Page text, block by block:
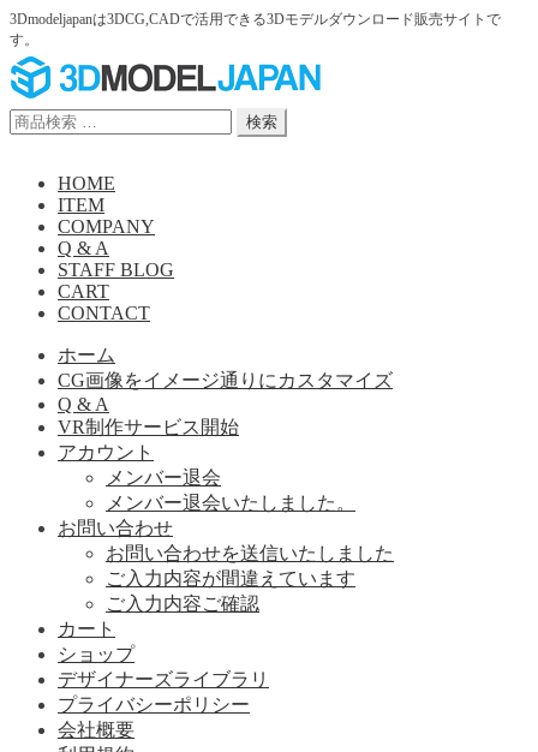
3Dmodeljapanは3DCG,CADで活用できる3Dモデルダウンロード販売サイトで
す。
ナ
ビ
ゲ
ー
コ
ン
テ
ン
検
検索
HOME
ITEM
COMPANY
Q & A
STAFF BLOG
CART
CONTACT
ホーム
CG画像をイメージ通りにカスタマイズ
Q & A
VR制作サービス開始
アカウント
メンバー退会
メンバー退会いたしました。
お問い合わせ
お問い合わせを送信いたしました
ご入力内容が間違えています
ご入力内容ご確認
カート
ショップ
デザイナーズライブラリ
プライバシーポリシー
会社概要